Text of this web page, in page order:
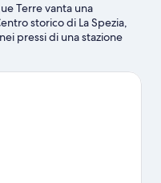
Terre vanta una
storico di La Spezia,
pressi di una stazione
principali attrazioni
sportive della zona, tra cui